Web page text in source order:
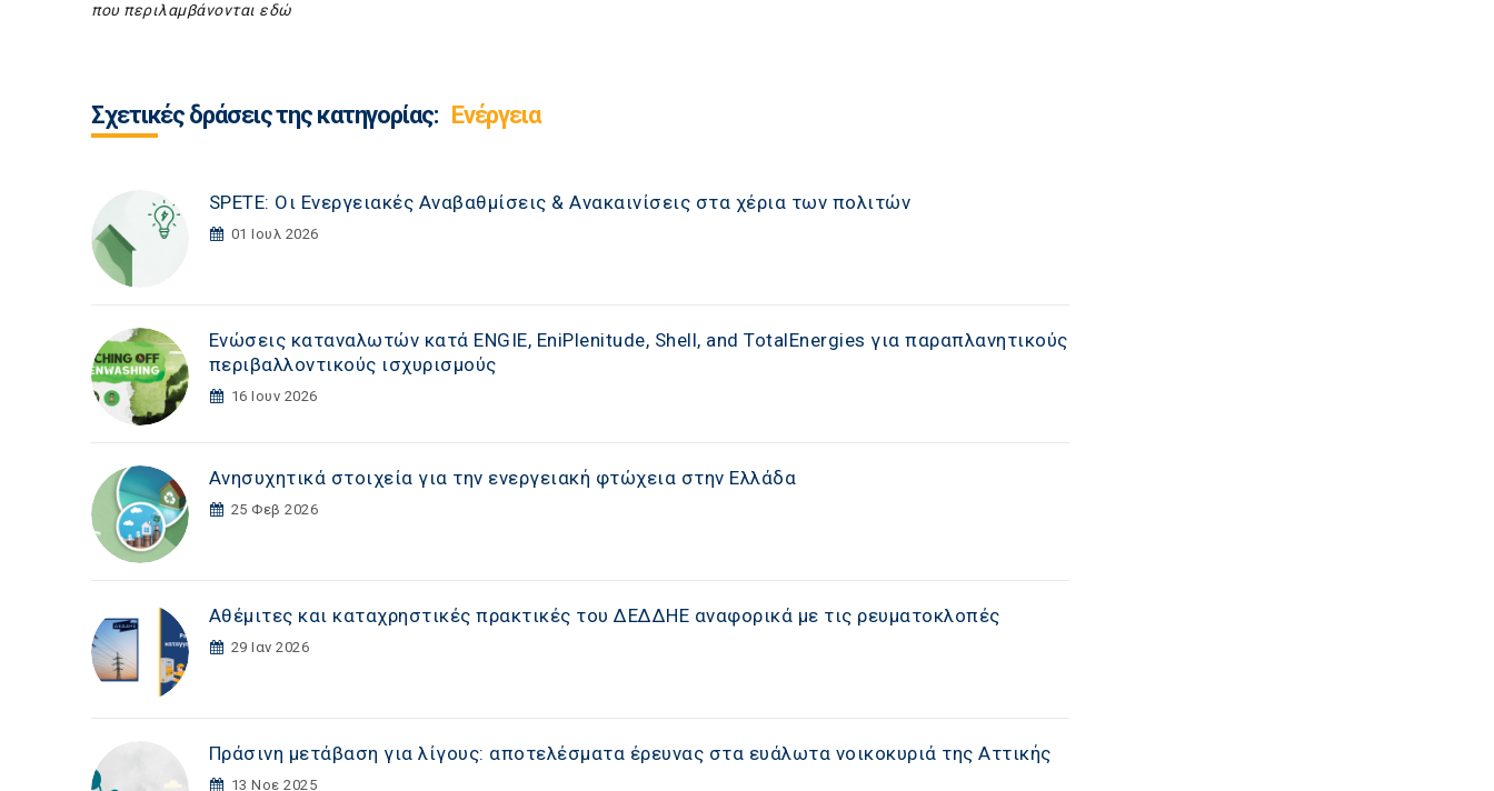
που περιλαμβάνονται εδώ
Σχετικές δράσεις της κατηγορίας: Ενέργεια
SPETE: Οι Ενεργειακές Αναβαθμίσεις & Ανακαινίσεις στα χέρια των πολιτών
01 Ιουλ 2026
Ενώσεις καταναλωτών κατά ENGIE, EniPlenitude, Shell, and TotalEnergies για παραπλανητικούς
περιβαλλοντικούς ισχυρισμούς
16 Ιουν 2026
Ανησυχητικά στοιχεία για την ενεργειακή φτώχεια στην Ελλάδα
25 Φεβ 2026
Αθέμιτες και καταχρηστικές πρακτικές του ΔΕΔΔΗΕ αναφορικά με τις ρευματοκλοπές
29 Ιαν 2026
Πράσινη μετάβαση για λίγους: αποτελέσματα έρευνας στα ευάλωτα νοικοκυριά της Αττικής
13 Νοε 2025